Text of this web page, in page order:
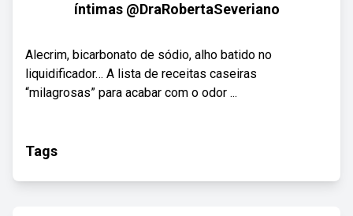
íntimas @DraRobertaSeveriano
Alecrim, bicarbonato de sódio, alho batido no
liquidificador… A lista de receitas caseiras
“milagrosas” para acabar com o odor ...
Tags